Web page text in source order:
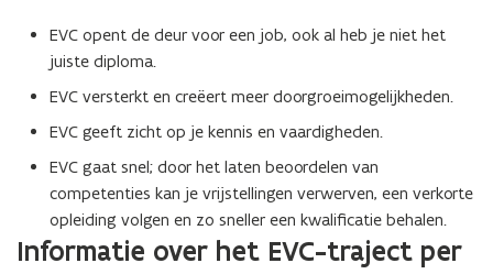
EVC opent de deur voor een job, ook al heb je niet het
juiste diploma.
EVC versterkt en creëert meer doorgroeimogelijkheden.
EVC geeft zicht op je kennis en vaardigheden.
EVC gaat snel; door het laten beoordelen van
competenties kan je vrijstellingen verwerven, een verkorte
opleiding volgen en zo sneller een kwalificatie behalen.
Informatie over het EVC-traject per